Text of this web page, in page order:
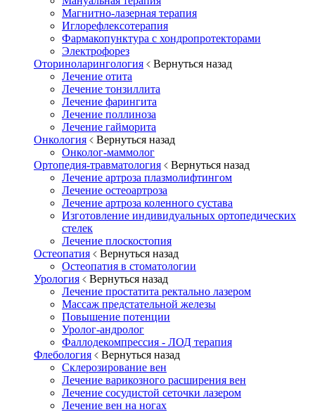
Магнитно-лазерная терапия
Иглорефлексотерапия
Фармакопунктура с хондропротекторами
Электрофорез
Оториноларингология
Вернуться назад
Лечение отита
Лечение тонзиллита
Лечение фарингита
Лечение поллиноза
Лечение гайморита
Онкология
Вернуться назад
Онколог-маммолог
Ортопедия-травматология
Вернуться назад
Лечение артроза плазмолифтингом
Лечение остеоартроза
Лечение артроза коленного сустава
Изготовление индивидуальных ортопедических
стелек
Лечение плоскостопия
Остеопатия
Вернуться назад
Остеопатия в стоматологии
Урология
Вернуться назад
Лечение простатита ректально лазером
Массаж предстательной железы
Повышение потенции
Уролог-андролог
Фаллодекомпрессия - ЛОД терапия
Флебология
Вернуться назад
Склерозирование вен
Лечение варикозного расширения вен
Лечение сосудистой сеточки лазером
Лечение вен на ногах